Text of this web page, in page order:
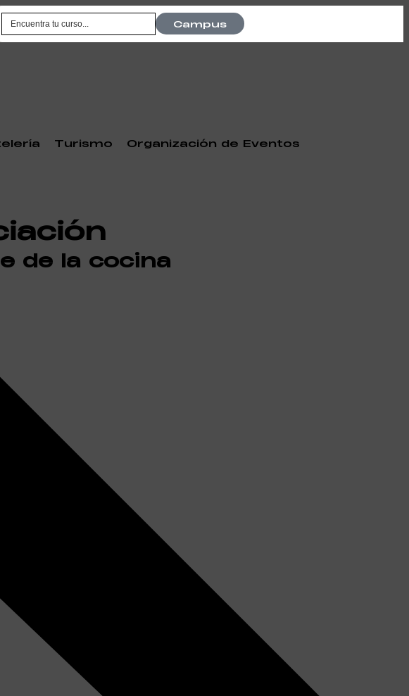
Campus
Turismo Organización de Eventos
de la cocina